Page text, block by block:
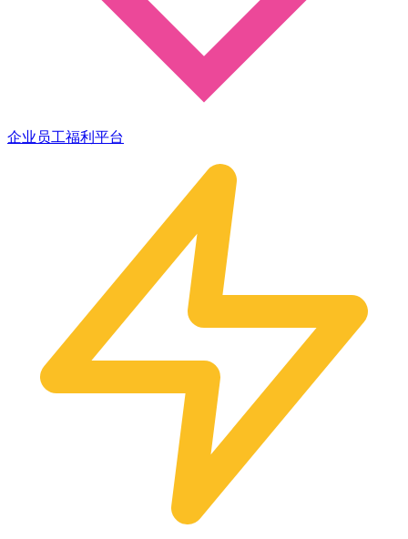
企业员工福利平台